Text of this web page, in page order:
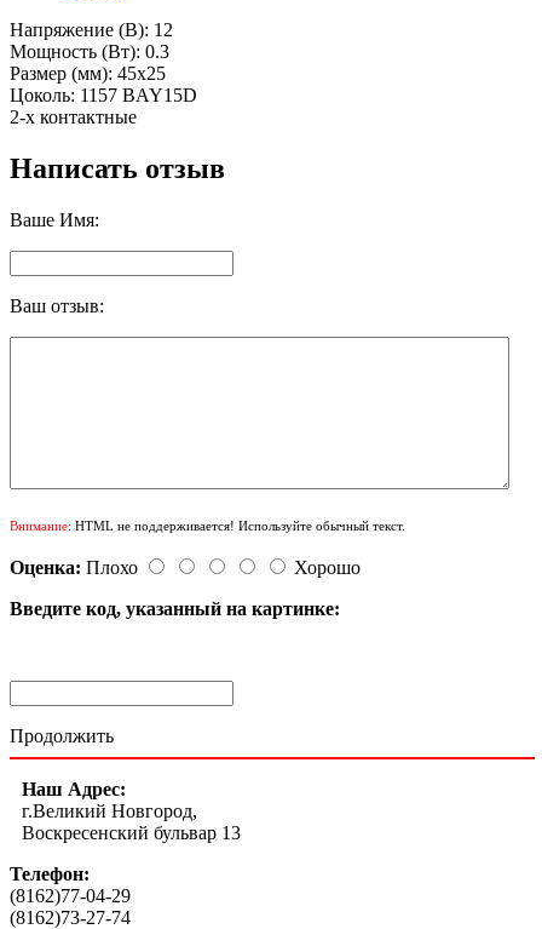
Напряжение (В): 12
Мощность (Вт): 0.3
Размер (мм): 45х25
Цоколь: 1157 BAY15D
2-х контактные
Написать отзыв
Ваше Имя:
Ваш отзыв:
Внимание: HTML не поддерживается! Используйте обычный текст.
Оценка: Плохо
Хорошо
Введите код, указанный на картинке:
Продолжить
Наш Адрес:
г.Великий Новгород,
Воскресенский бульвар 13
Телефон:
(8162)77-04-29
(8162)73-27-74